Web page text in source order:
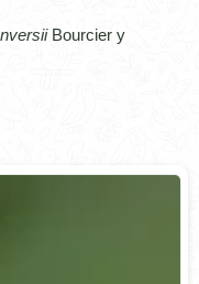
Bourcier y